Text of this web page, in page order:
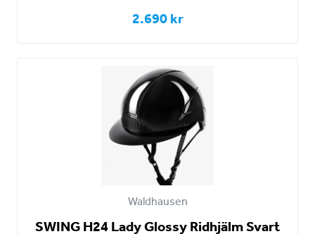
2.690 kr
Waldhausen
SWING H24 Lady Glossy Ridhjälm Svart